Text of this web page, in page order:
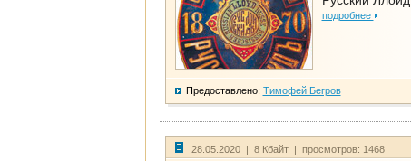
подробнее
Предоставлено: Тимофей Бегров
28.05.2020 | 8 Кбайт | просмотров: 1468